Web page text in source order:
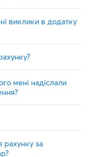
виклики в додатку
мені надіслали
рахунку за